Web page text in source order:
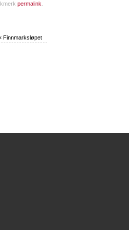
permalink
Finnmarksløpet